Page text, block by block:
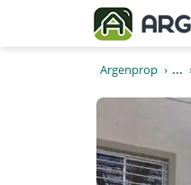
Argenprop ...